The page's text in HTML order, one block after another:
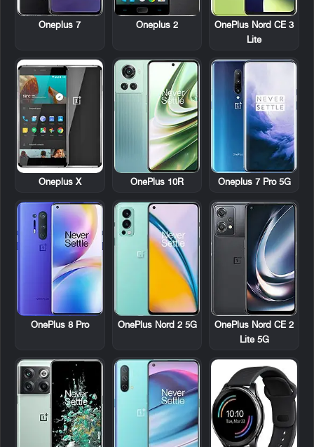
OnePlus Nord CE 3
Lite
Oneplus 2
Oneplus 7
Oneplus 7 Pro 5G
OnePlus 10R
Oneplus X
OnePlus Nord CE 2
Lite 5G
OnePlus Nord 2 5G
OnePlus 8 Pro